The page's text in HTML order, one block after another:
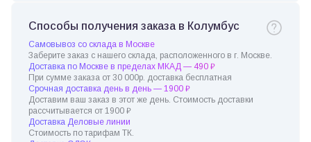
Способы получения заказа в Колумбус
Самовывоз со склада в Москве
Заберите заказ с нашего склада, расположенного в г. Москве.
Доставка по Москве в пределах МКАД — 490 ₽
При сумме заказа от 30 000р. доставка бесплатная
Срочная доставка день в день — 1900 ₽
Доставим ваш заказ в этот же день. Стоимость доставки
рассчитывается от 1900 ₽
Доставка Деловые линии
Стоимость по тарифам ТК.